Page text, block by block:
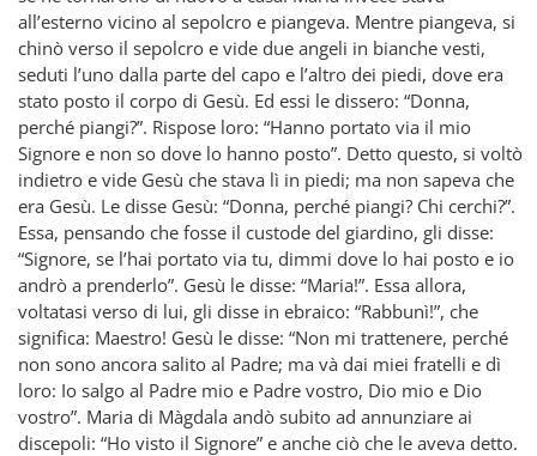
all’esterno vicino al sepolcro e piangeva. Mentre piangeva, si
chinò verso il sepolcro e vide due angeli in bianche vesti,
seduti l’uno dalla parte del capo e l’altro dei piedi, dove era
stato posto il corpo di Gesù. Ed essi le dissero: “Donna,
perché piangi?”. Rispose loro: “Hanno portato via il mio
Signore e non so dove lo hanno posto”. Detto questo, si voltò
indietro e vide Gesù che stava lì in piedi; ma non sapeva che
era Gesù. Le disse Gesù: “Donna, perché piangi? Chi cerchi?”.
Essa, pensando che fosse il custode del giardino, gli disse:
“Signore, se l’hai portato via tu, dimmi dove lo hai posto e io
andrò a prenderlo”. Gesù le disse: “Maria!”. Essa allora,
voltatasi verso di lui, gli disse in ebraico: “Rabbunì!”, che
significa: Maestro! Gesù le disse: “Non mi trattenere, perché
non sono ancora salito al Padre; ma và dai miei fratelli e dì
loro: Io salgo al Padre mio e Padre vostro, Dio mio e Dio
vostro”. Maria di Màgdala andò subito ad annunziare ai
discepoli: “Ho visto il Signore” e anche ciò che le aveva detto.